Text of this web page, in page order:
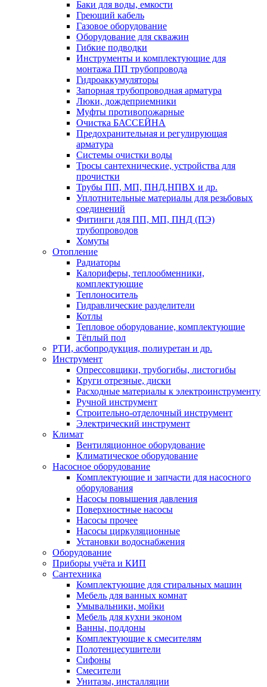
Баки для воды, емкости
Греющий кабель
Газовое оборудование
Оборудование для скважин
Гибкие подводки
Инструменты и комплектующие для
монтажа ПП трубопровода
Гидроаккумуляторы
Запорная трубопроводная арматура
Люки, дождеприемники
Муфты противопожарные
Очистка БАССЕЙНА
Предохранительная и регулирующая
арматура
Системы очистки воды
Тросы сантехнические, устройства для
прочистки
Трубы ПП, МП, ПНД,НПВХ и др.
Уплотнительные материалы для резьбовых
соединений
Фитинги для ПП, МП, ПНД (ПЭ)
трубопроводов
Хомуты
Отопление
Радиаторы
Калориферы, теплообменники,
комплектующие
Теплоноситель
Гидравлические разделители
Котлы
Тепловое оборудование, комплектующие
Тёплый пол
РТИ, асбопродукция, полиуретан и др.
Инструмент
Опрессовщики, трубогибы, листогибы
Круги отрезные, диски
Расходные материалы к электроинструменту
Ручной инструмент
Строительно-отделочный инструмент
Электрический инструмент
Климат
Вентиляционное оборудование
Климатическое оборудование
Насосное оборудование
Комплектующие и запчасти для насосного
оборудования
Насосы повышения давления
Поверхностные насосы
Насосы прочее
Насосы циркуляционные
Установки водоснабжения
Оборудование
Приборы учёта и КИП
Сантехника
Комплектующие для стиральных машин
Мебель для ванных комнат
Умывальники, мойки
Мебель для кухни эконом
Ванны, поддоны
Комплектующие к смесителям
Полотенцесушители
Сифоны
Смесители
Унитазы, инсталляции